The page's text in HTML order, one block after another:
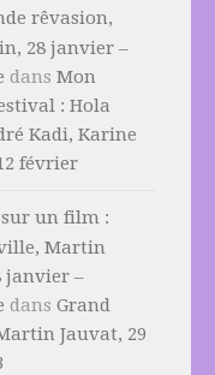
rêvasion,
28 janvier –
dans Mon
: Hola
Kadi, Karine
février
un film :
Martin
janvier –
dans Grand
Jauvat, 29